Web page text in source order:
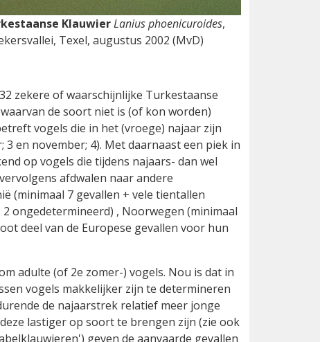
Klauwier Lanius phoenicuroides,
Texel, augustus 2002 (MvD)
zekere of waarschijnlijke Turkestaanse
de soort niet is (of kon worden)
vogels die in het (vroege) najaar zijn
en november; 4). Met daarnaast een piek in
op vogels die tijdens najaars- dan wel
afdwalen naar andere
(minimaal 7 gevallen + vele tientallen
ongedetermineerd) , Noorwegen (minimaal
deel van de Europese gevallen voor hun
adulte (of 2e zomer-) vogels. Nou is dat in
vogels makkelijker zijn te determineren
de najaarstrek relatief meer jonge
lastiger op soort te brengen zijn (zie ook
geven de aanvaarde gevallen